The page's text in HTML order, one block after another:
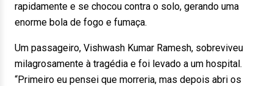
rapidamente e se chocou contra o solo, gerando uma
enorme bola de fogo e fumaça.
Um passageiro, Vishwash Kumar Ramesh, sobreviveu
milagrosamente à tragédia e foi levado a um hospital.
“Primeiro eu pensei que morreria, mas depois abri os